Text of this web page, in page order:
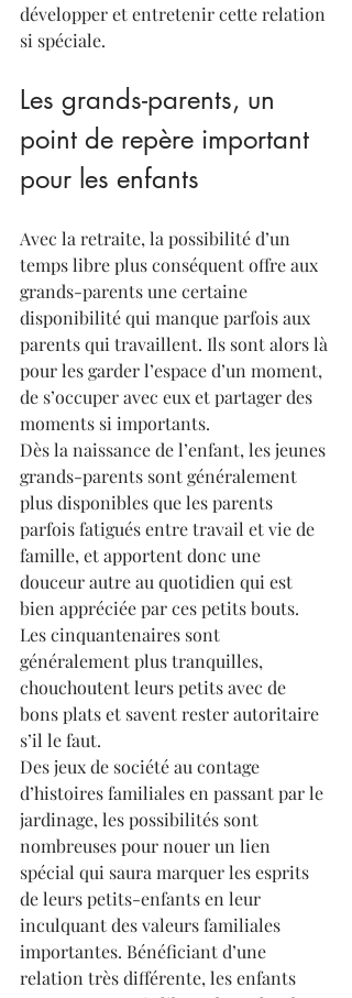
développer et entretenir cette relation
si spéciale.
Les grands-parents, un
point de repère important
pour les enfants
Avec la retraite, la possibilité d’un
temps libre plus conséquent offre aux
grands-parents une certaine
disponibilité qui manque parfois aux
parents qui travaillent. Ils sont alors là
pour les garder l’espace d’un moment,
de s’occuper avec eux et partager des
moments si importants.
Dès la naissance de l’enfant, les jeunes
grands-parents sont généralement
plus disponibles que les parents
parfois fatigués entre travail et vie de
famille, et apportent donc une
douceur autre au quotidien qui est
bien appréciée par ces petits bouts.
Les cinquantenaires sont
généralement plus tranquilles,
chouchoutent leurs petits avec de
bons plats et savent rester autoritaire
s’il le faut.
Des jeux de société au contage
d’histoires familiales en passant par le
jardinage, les possibilités sont
nombreuses pour nouer un lien
spécial qui saura marquer les esprits
de leurs petits-enfants en leur
inculquant des valeurs familiales
importantes. Bénéficiant d’une
relation très différente, les enfants